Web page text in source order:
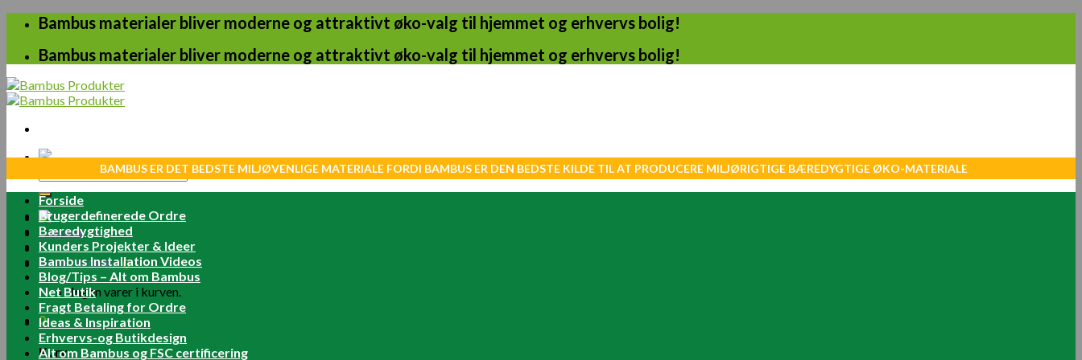
Skip
content
Bambus materialer bliver moderne og attraktivt øko-valg til hjemmet og erhvervs bolig!
Bambus materialer bliver moderne og attraktivt øko-valg til hjemmet og erhvervs bolig!
efter:
Log ind
Kurv /0.00kr.0
Ingen varer i kurven.
0
Kurv
BAMBUS ER DET BEDSTE MILJØVENLIGE MATERIALE FORDI BAMBUS ER DEN BEDSTE KILDE TIL AT PRODUCERE MILJØRIGTIGE BÆREDYGTIGE ØKO-MATERIALE
Forside
Brugerdefinerede Ordre
Bæredygtighed
Kunders Projekter & Ideer
Bambus Installation Videos
Blog/Tips – Alt om Bambus
Net Butik
Fragt Betaling for Ordre
Ideas & Inspiration
Erhvervs-og Butikdesign
Alt om Bambus og FSC certificering